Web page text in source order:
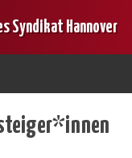
Syndikat Hannover